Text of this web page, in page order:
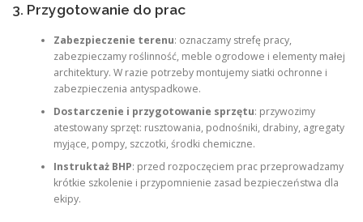
3. Przygotowanie do prac
Zabezpieczenie terenu: oznaczamy strefę pracy,
zabezpieczamy roślinność, meble ogrodowe i elementy małej
architektury. W razie potrzeby montujemy siatki ochronne i
zabezpieczenia antyspadkowe.
Dostarczenie i przygotowanie sprzętu: przywozimy
atestowany sprzęt: rusztowania, podnośniki, drabiny, agregaty
myjące, pompy, szczotki, środki chemiczne.
Instruktaż BHP: przed rozpoczęciem prac przeprowadzamy
krótkie szkolenie i przypomnienie zasad bezpieczeństwa dla
ekipy.